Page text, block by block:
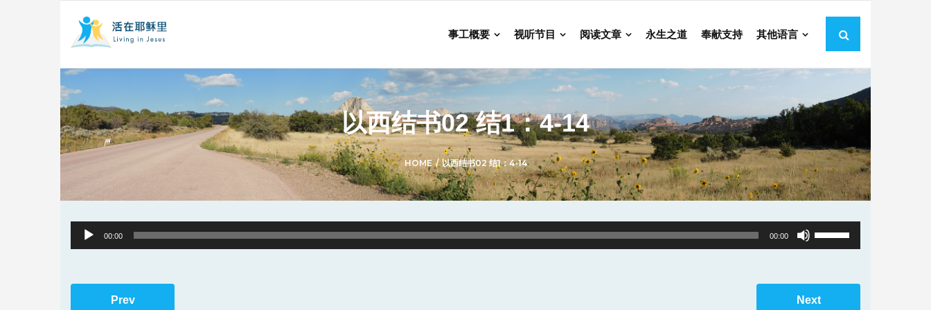
事工概要 视听节目 阅读文章 永生之道 奉献支持 其他语言
以西结书02 结1：4-14
HOME /以西结书02 结1：4-14
Audio
Player
00:00 00:00
Use
Up/Down
to
Prev Next